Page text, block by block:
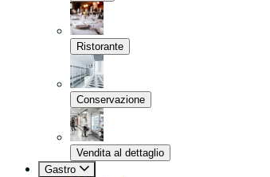
Ristorante
Conservazione
Vendita al dettaglio
Gastro